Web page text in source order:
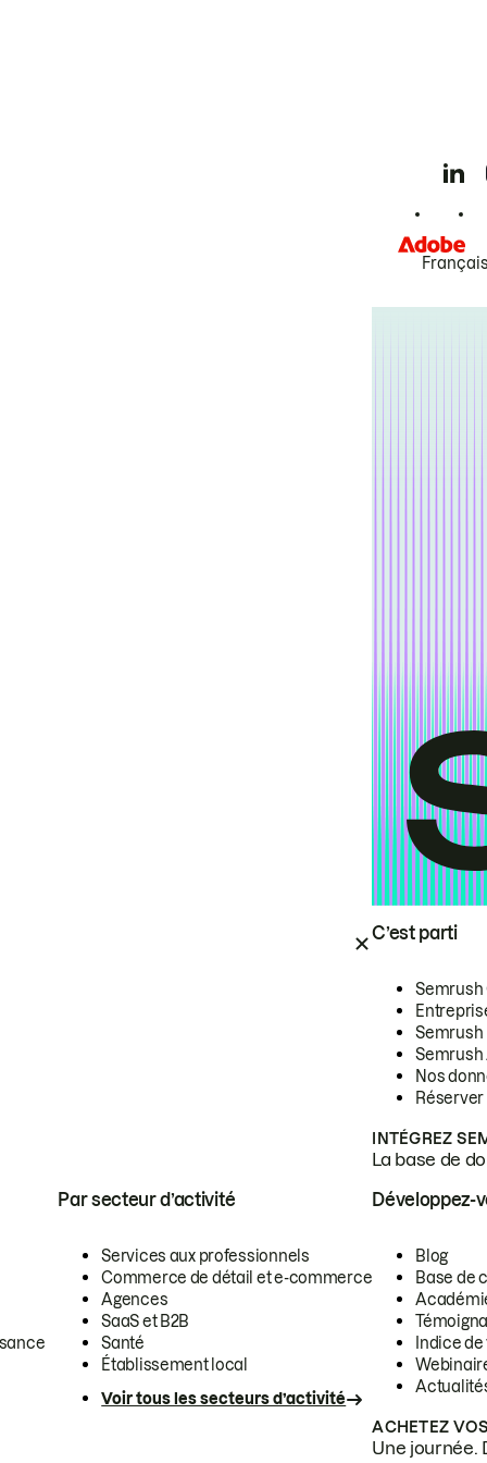
C’est parti
Semrush
Semrush
Semrush
Nos
INTÉGREZ
La base de
Par secteur d’activité
Services aux professionnels
Commerce de détail et e-commerce
Agences
SaaS et B2B
Santé
Établissement local
Voir tous les secteurs d’activité
Développez-
Blog
Base de
Indice
ACHETEZ
Une journée.